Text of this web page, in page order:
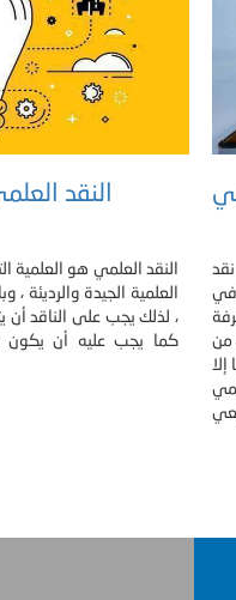
في
من
النقد
النقد العلمي هو العلمية
العلمية الجيدة والرديئة ،
، لذلك يجب على الناقد أن
كما يجب عليه أن يكون